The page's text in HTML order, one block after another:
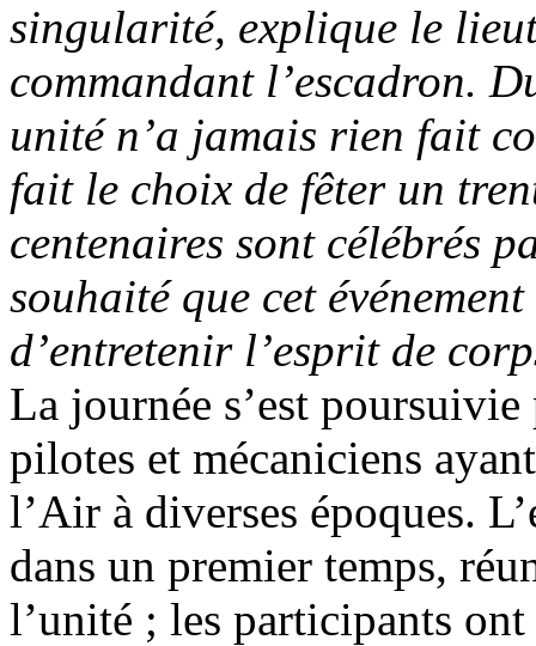
singularité, explique le
commandant l’escadron.
unité n’a jamais rien fait
fait le choix de fêter un
centenaires sont célébrés
souhaité que cet
d’entretenir l’esprit de
La journée s’est
pilotes et mécaniciens
l’Air à diverses époques.
dans un premier temps,
l’unité ; les participants ont